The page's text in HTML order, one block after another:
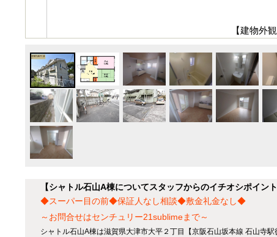
【建物外
【シャトル石山A棟についてスタッフからのイチオシポイント
◆スーパー目の前◆保証人なし相談◆敷金礼金なし◆
～お問合せはセンチュリー21sublimeまで～
シャトル石山A棟は滋賀県大津市大平２丁目【京阪石山坂本線 石山寺